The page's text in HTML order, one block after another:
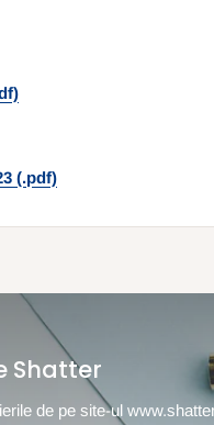
(.pdf)
Shatter
de pe site-ul